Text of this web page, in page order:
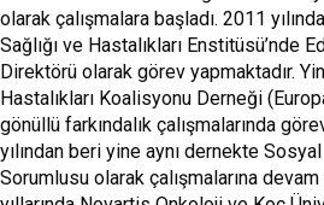
olarak çalışmalara başladı. 2011
Sağlığı ve Hastalıkları Enstitüsü’nde
Direktörü olarak görev yapmaktadır.
Hastalıkları Koalisyonu Derneği
gönüllü farkındalık çalışmalarında
yılından beri yine aynı dernekte
Sorumlusu olarak çalışmalarına